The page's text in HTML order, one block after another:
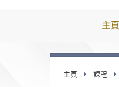
主頁
主頁 課程